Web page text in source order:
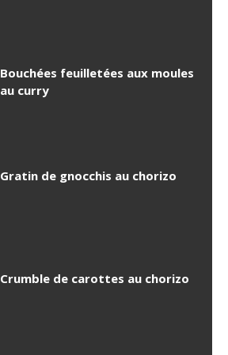
Bouchées feuilletées aux moules
au curry
Gratin de gnocchis au chorizo
Crumble de carottes au chorizo